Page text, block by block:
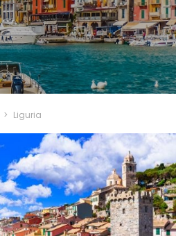
> Liguria